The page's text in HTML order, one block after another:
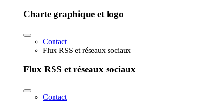
Charte graphique et logo
Contact
Flux RSS et réseaux sociaux
Flux RSS et réseaux sociaux
Contact